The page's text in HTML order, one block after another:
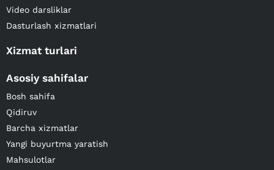
Video darsliklar
Dasturlash xizmatlari
Xizmat turlari
Asosiy sahifalar
Bosh sahifa
Qidiruv
Barcha xizmatlar
Yangi buyurtma yaratish
Mahsulotlar